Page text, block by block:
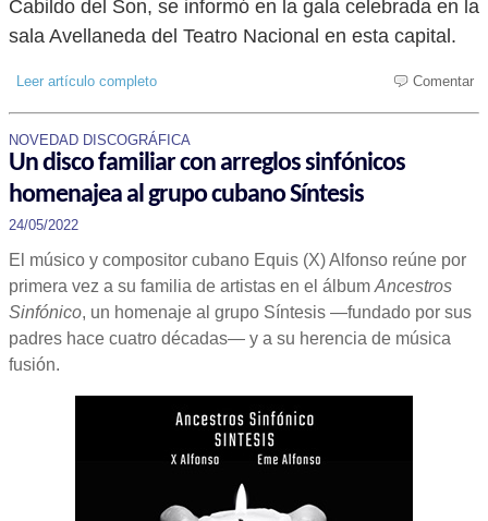
Cabildo del Son, se informó en la gala celebrada en la
sala Avellaneda del Teatro Nacional en esta capital.
Leer artículo completo Comentar
NOVEDAD DISCOGRÁFICA
Un disco familiar con arreglos sinfónicos
homenajea al grupo cubano Síntesis
24/05/2022
El músico y compositor cubano Equis (X) Alfonso reúne por
primera vez a su familia de artistas en el álbum Ancestros
Sinfónico, un homenaje al grupo Síntesis —fundado por sus
padres hace cuatro décadas— y a su herencia de música
fusión.